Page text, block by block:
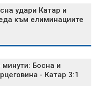
удари Катар и
към елиминациите
минути: Босна и
- Катар 3:1